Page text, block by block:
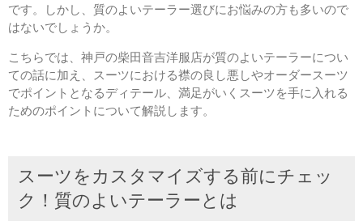
です。しかし、質のよいテーラー選びにお悩みの方も多いので
はないでしょうか。
こちらでは、神戸の柴田音吉洋服店が質のよいテーラーについ
ての話に加え、スーツにおける襟の良し悪しやオーダースーツ
でポイントとなるディテール、満足がいくスーツを手に入れる
ためのポイントについて解説します。
スーツをカスタマイズする前にチェッ
ク！質のよいテーラーとは